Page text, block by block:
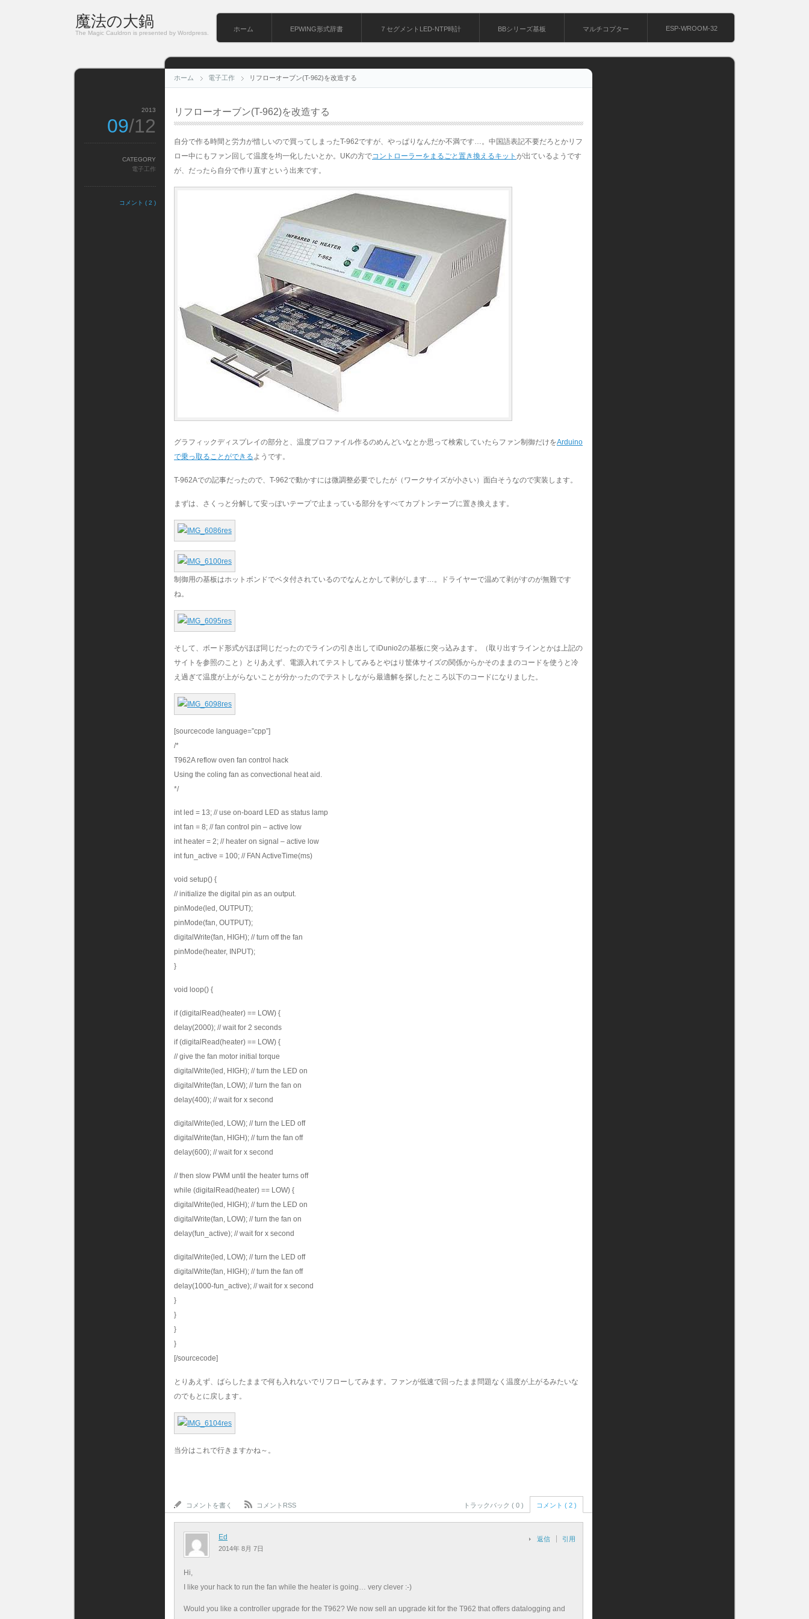
魔法の大鍋
The Magic Cauldron is presented by Wordpress.
ホーム EPWING形式辞書 ７セグメントLED-NTP時計 BBシリーズ基板 マルチコプター ESP-WROOM-32
ホーム 電子工作 リフローオーブン(T-962)を改造する
リフローオーブン(T-962)を改造する
自分で作る時間と労力が惜しいので買ってしまったT-962ですが、やっぱりなんだか不満です…。中国語表記不要だろとかリフ
ロー中にもファン回して温度を均一化したいとか。UKの方でコントローラーをまるごと置き換えるキット が出ているようです
が、だったら自分で作り直すという出来です。
グラフィックディスプレイの部分と、温度プロファイル作るのめんどいなとか思って検索していたらファン制御だけをArduino
で乗っ取ることができるようです。
T-962Aでの記事だったので、T-962で動かすには微調整必要でしたが（ワークサイズが小さい）面白そうなので実装します。
まずは、さくっと分解して安っぽいテープで止まっている部分をすべてカプトンテープに置き換えます。
制御用の基板はホットボンドでベタ付されているのでなんとかして剥がします…。ドライヤーで温めて剥がすのが無難です
ね。
そして、ボード形式がほぼ同じだったのでラインの引き出してiDunio2の基板に突っ込みます。（取り出すラインとかは上記の
サイトを参照のこと）とりあえず、電源入れてテストしてみるとやはり筐体サイズの関係からかそのままのコードを使うと冷
え過ぎて温度が上がらないことが分かったのでテストしながら最適解を探したところ以下のコードになりました。
[sourcecode language=”cpp”]
/*
T962A reflow oven fan control hack
Using the coling fan as convectional heat aid.
*/
int led = 13; // use on-board LED as status lamp
int fan = 8; // fan control pin – active low
int heater = 2; // heater on signal – active low
int fun_active = 100; // FAN ActiveTime(ms)
void setup() {
// initialize the digital pin as an output.
pinMode(led, OUTPUT);
pinMode(fan, OUTPUT);
digitalWrite(fan, HIGH); // turn off the fan
pinMode(heater, INPUT);
}
void loop() {
if (digitalRead(heater) == LOW) {
delay(2000); // wait for 2 seconds
if (digitalRead(heater) == LOW) {
// give the fan motor initial torque
digitalWrite(led, HIGH); // turn the LED on
digitalWrite(fan, LOW); // turn the fan on
delay(400); // wait for x second
digitalWrite(led, LOW); // turn the LED off
digitalWrite(fan, HIGH); // turn the fan off
delay(600); // wait for x second
// then slow PWM until the heater turns off
while (digitalRead(heater) == LOW) {
digitalWrite(led, HIGH); // turn the LED on
digitalWrite(fan, LOW); // turn the fan on
delay(fun_active); // wait for x second
digitalWrite(led, LOW); // turn the LED off
digitalWrite(fan, HIGH); // turn the fan off
delay(1000-fun_active); // wait for x second
}
}
}
}
[/sourcecode]
とりあえず、ばらしたままで何も入れないでリフローしてみます。ファンが低速で回ったまま問題なく温度が上がるみたいな
のでもとに戻します。
当分はこれで行きますかね～。
2013
09/12
CATEGORY
電子工作
コメント ( 2 )
コメントを書く コメントRSS トラックバック ( 0 ) コメント ( 2 )
Ed
2014年 8月 7日
返信 引用
Hi,
I like your hack to run the fan while the heater is going… very clever :-)
Would you like a controller upgrade for the T962? We now sell an upgrade kit for the T962 that offers datalogging and